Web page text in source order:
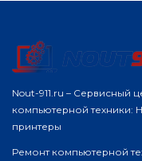
Nout-911.ru – Сервисный
компьютерной техники:
принтеры
Ремонт компьютерной